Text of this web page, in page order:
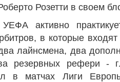
Розетти в своем
активно
в которые
лайнсмена, два
резервных рефери -
в матчах Лиги